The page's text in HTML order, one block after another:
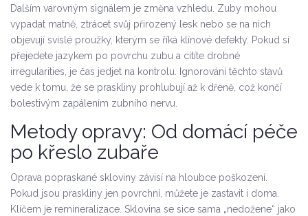
Dalším varovným signálem je změna vzhledu. Zuby mohou
vypadat matně, ztrácet svůj přirozený lesk nebo se na nich
objevují svislé proužky, kterým se říká klínové defekty. Pokud si
přejedete jazykem po povrchu zubu a cítíte drobné
irregularities, je čas jedjet na kontrolu. Ignorování těchto stavů
vede k tomu, že se praskliny prohlubují až k dřeně, což končí
bolestivým zapálením zubního nervu.
Metody opravy: Od domácí péče
po křeslo zubaře
Oprava popraskané skloviny závisí na hloubce poškození.
Pokud jsou praskliny jen povrchní, můžete je zastavit i doma.
Klíčem je remineralizace. Sklovina se sice sama „nedožene“ jako